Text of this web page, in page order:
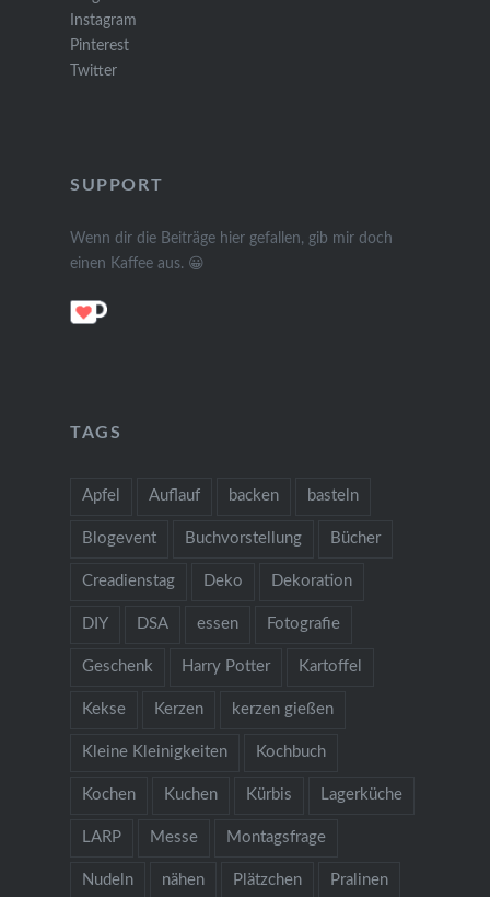
Instagram
Pinterest
Twitter
SUPPORT
Wenn dir die Beiträge hier gefallen, gib mir doch
einen Kaffee aus. 😀
TAGS
Apfel Auflauf backen basteln
Blogevent Buchvorstellung Bücher
Creadienstag Deko Dekoration
DIY DSA essen Fotografie
Geschenk Harry Potter Kartoffel
Kekse Kerzen kerzen gießen
Kleine Kleinigkeiten Kochbuch
Kochen Kuchen Kürbis Lagerküche
LARP Messe Montagsfrage
Nudeln nähen Plätzchen Pralinen